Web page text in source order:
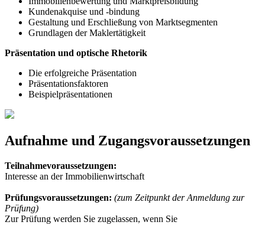
Kundenakquise und -bindung
Gestaltung und Erschließung von Marktsegmenten
Grundlagen der Maklertätigkeit
Präsentation und optische Rhetorik
Die erfolgreiche Präsentation
Präsentationsfaktoren
Beispielpräsentationen
Aufnahme und Zugangsvoraussetzungen
Teilnahmevoraussetzungen:
Interesse an der Immobilienwirtschaft
Prüfungsvoraussetzungen: (zum Zeitpunkt der Anmeldung zur
Prüfung)
Zur Prüfung werden Sie zugelassen, wenn Sie